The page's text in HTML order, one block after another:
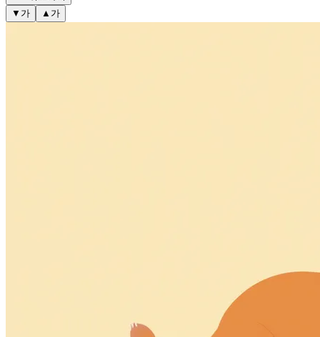
▼ 가 ▲ 가